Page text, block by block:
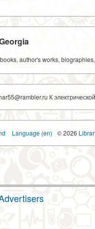
author's works,
К
Language (en) © 2026